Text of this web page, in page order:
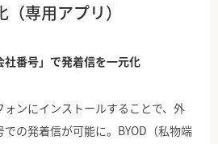
専用アプリ）
番号」で発着信を一元化
ンにインストールすることで、外
の発着信が可能に。BYOD（私物端